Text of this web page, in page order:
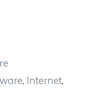
, Internet,